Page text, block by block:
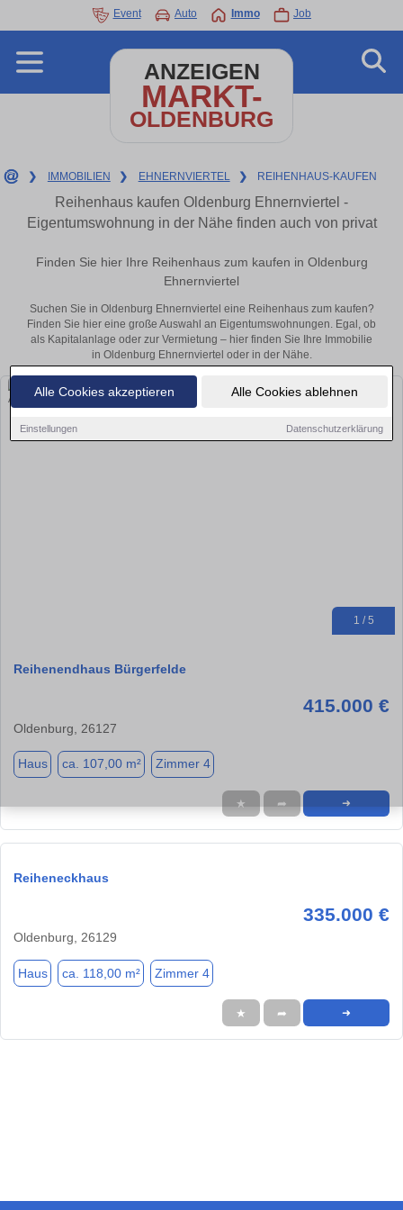
Alle Cookies akzeptieren Alle Cookies ablehnen
Einstellungen Datenschutzerklärung
Event Auto Immo Job
ANZEIGEN
MARKT-
OLDENBURG
❯ IMMOBILIEN ❯ EHNERNVIERTEL ❯ REIHENHAUS-KAUFEN
Reihenhaus kaufen Oldenburg Ehnernviertel -
Eigentumswohnung in der Nähe finden auch von privat
Finden Sie hier Ihre Reihenhaus zum kaufen in Oldenburg
Ehnernviertel
Suchen Sie in Oldenburg Ehnernviertel eine Reihenhaus zum kaufen?
Finden Sie hier eine große Auswahl an Eigentumswohnungen. Egal, ob
als Kapitalanlage oder zur Vermietung – hier finden Sie Ihre Immobilie
in Oldenburg Ehnernviertel oder in der Nähe.
1 / 5
Reihenendhaus Bürgerfelde
415.000 €
Oldenburg, 26127
Haus ca. 107,00 m² Zimmer 4
★ ➦ ➜
Reiheneckhaus
335.000 €
Oldenburg, 26129
Haus ca. 118,00 m² Zimmer 4
★ ➦ ➜